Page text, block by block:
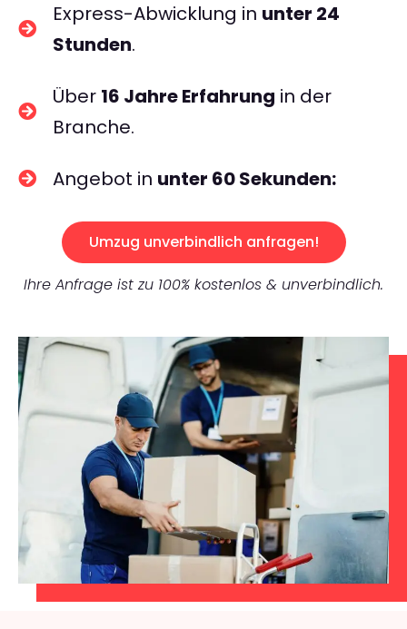
Express-Abwicklung in unter 24
Stunden.
Über 16 Jahre Erfahrung in der
Branche.
Angebot in unter 60 Sekunden:
Umzug unverbindlich anfragen!
Ihre Anfrage ist zu 100% kostenlos & unverbindlich.